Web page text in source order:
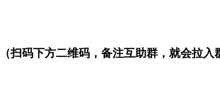
（扫码下方二维码，备注互助群，就会拉入